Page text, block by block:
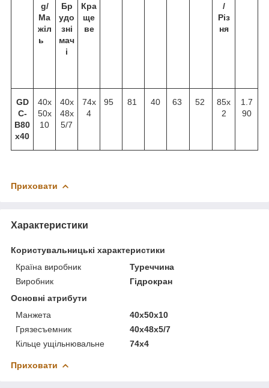
g/
Ма
жіл
ь
Бр
удо
зні
мач
і
Кра
ще
ве
/
Різ
ня
GD
C-
B80
x40
40х
50х
10
40х
48х
5/7
74х
4
95 81 40 63 52
85х
2
1.7
90
Приховати
Характеристики
Користувальницькі характеристики
Країна виробник
Туреччина
Виробник
Гідрокран
Основні атрибути
Манжета
40х50х10
Грязесъемник
40х48х5/7
Кільце ущільнювальне
74х4
Приховати